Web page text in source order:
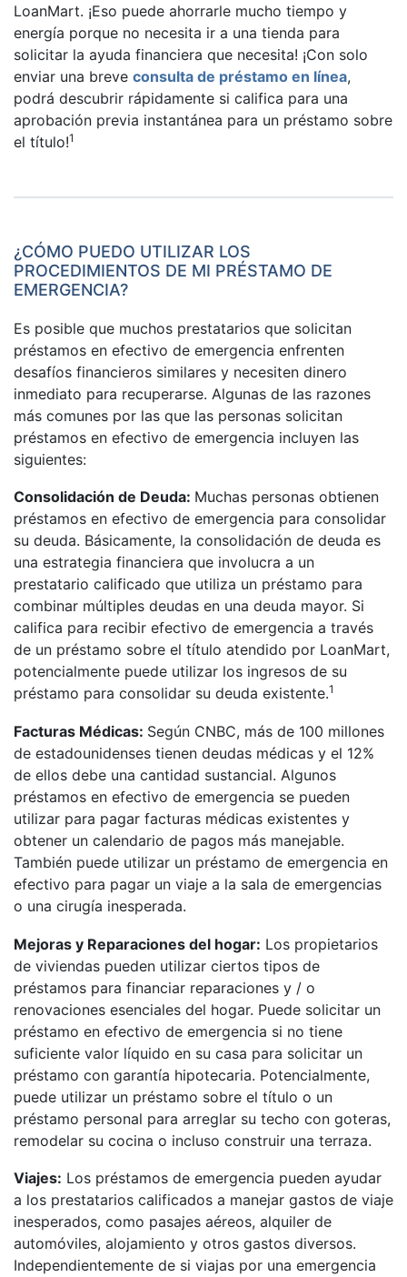
LoanMart. ¡Eso puede ahorrarle mucho tiempo y
energía porque no necesita ir a una tienda para
solicitar la ayuda financiera que necesita! ¡Con solo
enviar una breve consulta de préstamo en línea,
podrá descubrir rápidamente si califica para una
aprobación previa instantánea para un préstamo sobre
el título!1
¿CÓMO PUEDO UTILIZAR LOS
PROCEDIMIENTOS DE MI PRÉSTAMO DE
EMERGENCIA?
Es posible que muchos prestatarios que solicitan
préstamos en efectivo de emergencia enfrenten
desafíos financieros similares y necesiten dinero
inmediato para recuperarse. Algunas de las razones
más comunes por las que las personas solicitan
préstamos en efectivo de emergencia incluyen las
siguientes:
Consolidación de Deuda: Muchas personas obtienen
préstamos en efectivo de emergencia para consolidar
su deuda. Básicamente, la consolidación de deuda es
una estrategia financiera que involucra a un
prestatario calificado que utiliza un préstamo para
combinar múltiples deudas en una deuda mayor. Si
califica para recibir efectivo de emergencia a través
de un préstamo sobre el título atendido por LoanMart,
potencialmente puede utilizar los ingresos de su
préstamo para consolidar su deuda existente.1
Facturas Médicas: Según CNBC, más de 100 millones
de estadounidenses tienen deudas médicas y el 12%
de ellos debe una cantidad sustancial. Algunos
préstamos en efectivo de emergencia se pueden
utilizar para pagar facturas médicas existentes y
obtener un calendario de pagos más manejable.
También puede utilizar un préstamo de emergencia en
efectivo para pagar un viaje a la sala de emergencias
o una cirugía inesperada.
Mejoras y Reparaciones del hogar: Los propietarios
de viviendas pueden utilizar ciertos tipos de
préstamos para financiar reparaciones y / o
renovaciones esenciales del hogar. Puede solicitar un
préstamo en efectivo de emergencia si no tiene
suficiente valor líquido en su casa para solicitar un
préstamo con garantía hipotecaria. Potencialmente,
puede utilizar un préstamo sobre el título o un
préstamo personal para arreglar su techo con goteras,
remodelar su cocina o incluso construir una terraza.
Viajes: Los préstamos de emergencia pueden ayudar
a los prestatarios calificados a manejar gastos de viaje
inesperados, como pasajes aéreos, alquiler de
automóviles, alojamiento y otros gastos diversos.
Independientemente de si viajas por una emergencia